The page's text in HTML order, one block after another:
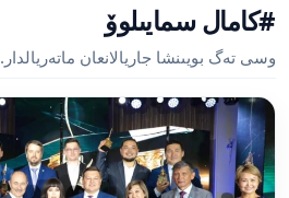
#كامال سمايىلوۆ
وسى تەگ بويىنشا جاريالانعان ماتەريالدار.